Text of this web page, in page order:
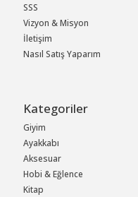
SSS
Vizyon & Misyon
İletişim
Nasıl Satış Yaparım
Kategoriler
Giyim
Ayakkabı
Aksesuar
Hobi & Eğlence
Kitap